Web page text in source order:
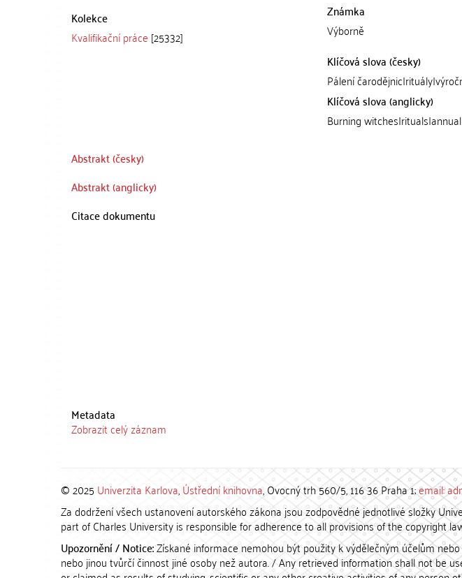
Kolekce
Kvalifikační práce [25332]
Známka
Výborně
Klíčová slova (česky)
Pálení
Klíčová slova (anglicky)
Burning
Abstrakt (česky)
Abstrakt (anglicky)
Citace dokumentu
Metadata
Zobrazit celý záznam
© 2025 Univerzita Karlova,Ústřední knihovna, Ovocný trh 560/5, 116 36 Praha 1;email:
Za dodržení všech ustanovení autorského zákona jsou zodpovědné jednotlivé složky
part of Charles University is responsible for adherence to all provisions of the copyright
Upozornění / Notice:Získané informace nemohou být použity k výdělečným účelům
nebo jinou tvůrčí činnost jiné osoby než autora. / Any retrieved information shall not be